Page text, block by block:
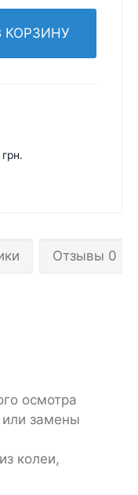
КОРЗИНУ
грн.
Отзывы 0
осмотра
замены
колеи,